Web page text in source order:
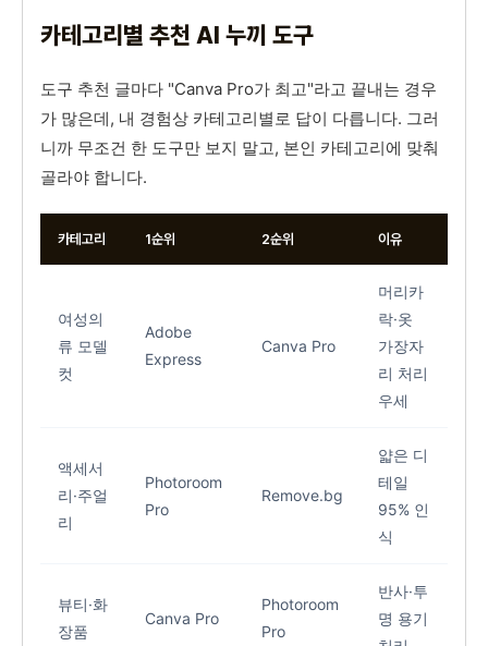
카테고리별 추천 AI 누끼 도구
도구 추천 글마다 "Canva Pro가 최고"라고 끝내는 경우
가 많은데, 내 경험상 카테고리별로 답이 다릅니다. 그러
니까 무조건 한 도구만 보지 말고, 본인 카테고리에 맞춰
골라야 합니다.
카테고리 1순위 2순위 이유
여성의
류 모델
컷
Adobe
Express
Canva Pro
머리카
락·옷
가장자
리 처리
우세
액세서
리·주얼
리
Photoroom
Pro
Remove.bg
얇은 디
테일
95% 인
식
뷰티·화
장품
Canva Pro
Photoroom
Pro
반사·투
명 용기